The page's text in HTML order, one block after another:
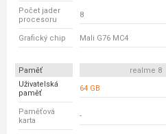
Počet jader
procesoru
8
Grafický chip Mali G76 MC4
Paměť realme 8
Uživatelská
paměť
64 GB
Paměťová
karta
-